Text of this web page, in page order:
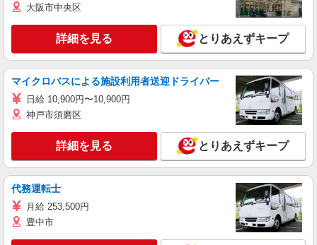
大阪市中央区
詳細を見る とりあえずキープ
マイクロバスによる施設利用者送迎ドライバー
日給 10,900円〜10,900円
神戸市須磨区
詳細を見る とりあえずキープ
代務運転士
月給 253,500円
豊中市